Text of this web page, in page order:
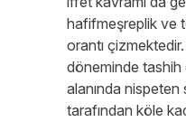
hafifmeşreplik ve
orantı
döneminde tashih
alanında
tarafından köle